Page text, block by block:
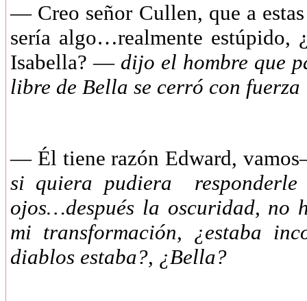
— Creo señor Cullen, que a
sería algo…realmente estúpido,
Isabella? —dijo el hombre que
libre de Bella se cerró con fuerza
— Él tiene razón Edward,
si quiera pudiera responderle
ojos…después la oscuridad, no
mi transformación, ¿estaba
diablos estaba?, ¿Bella?